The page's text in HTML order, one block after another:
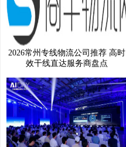
2026常州专线物流公司推荐 高时
效干线直达服务商盘点